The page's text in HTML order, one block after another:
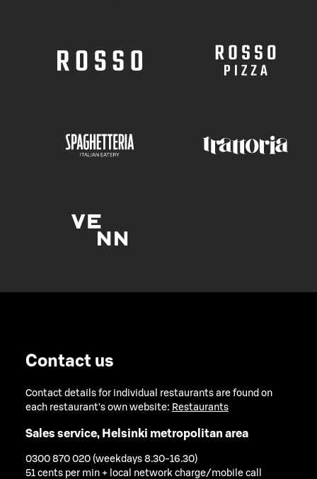
Contact us
Contact details for individual restaurants are found on
each restaurant's own website: Restaurants
Sales service, Helsinki metropolitan area
0300 870 020 (weekdays 8.30-16.30)
51 cents per min + local network charge/mobile call